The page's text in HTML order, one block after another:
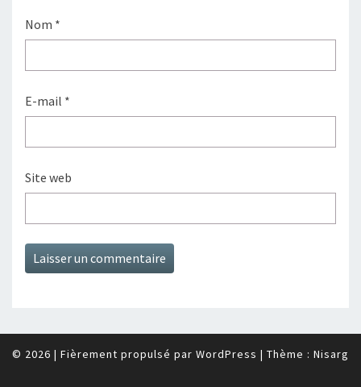
Nom *
E-mail *
Site web
© 2026 | Fièrement propulsé par WordPress | Thème : Nisarg